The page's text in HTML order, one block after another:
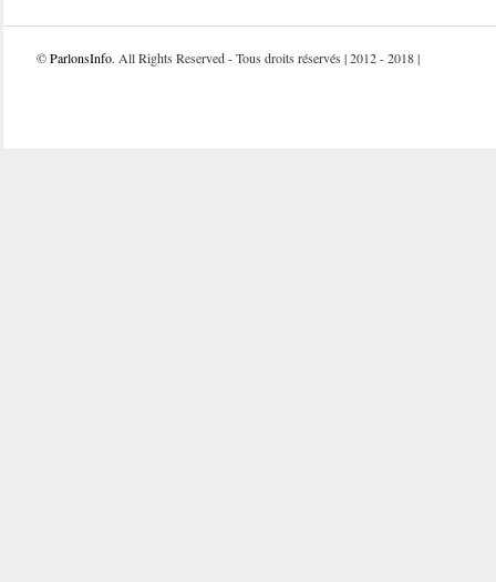
©ParlonsInfo. All Rights Reserved - Tous droits réservés | 2012 - 2018 |